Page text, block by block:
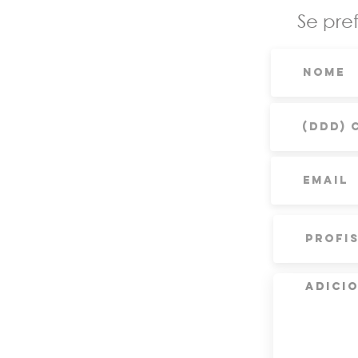
R$1.000,00 sem
Gostaria de ter
Passo 2: Você
Se